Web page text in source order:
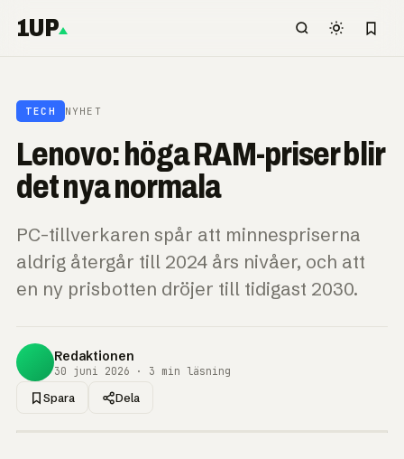
1UP
TECH NYHET
Lenovo: höga RAM-priser blir
det nya normala
PC-tillverkaren spår att minnespriserna
aldrig återgår till 2024 års nivåer, och att
en ny prisbotten dröjer till tidigast 2030.
Redaktionen
30 juni 2026 · 3 min läsning
Spara Dela